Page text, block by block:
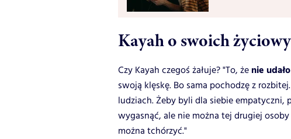
Kayah o swoich
Czy Kayah czegoś żałuje? "To, że nie
swoją klęskę. Bo sama pochodzę z
ludziach. Żeby byli dla siebie empatyczni,
wygasnąć, ale nie można tej drugiej
można tchórzyć."